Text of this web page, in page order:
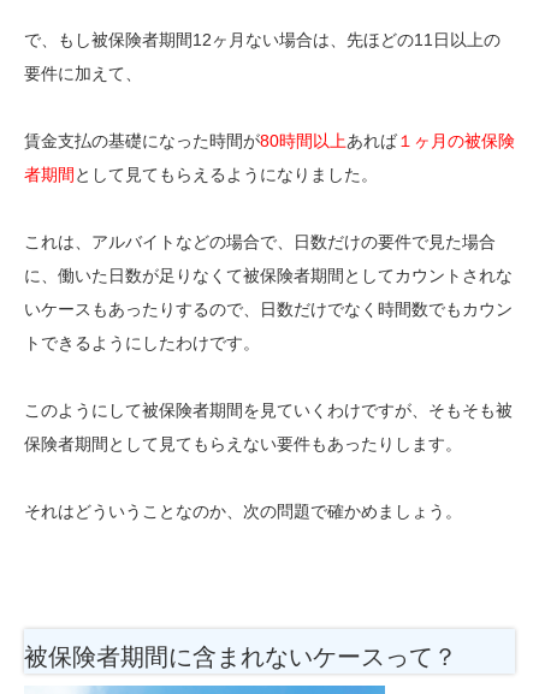
で、もし被保険者期間12ヶ月ない場合は、先ほどの11日以上の
要件に加えて、
賃金支払の基礎になった時間が80時間以上あれば１ヶ月の被保険
者期間 として見てもらえるようになりました。
これは、アルバイトなどの場合で、日数だけの要件で見た場合
に、働いた日数が足りなくて被保険者期間としてカウントされな
いケースもあったりするので、日数だけでなく時間数でもカウン
トできるようにしたわけです。
このようにして被保険者期間を見ていくわけですが、そもそも被
保険者期間として見てもらえない要件もあったりします。
それはどういうことなのか、次の問題で確かめましょう。
被保険者期間に含まれないケースって？